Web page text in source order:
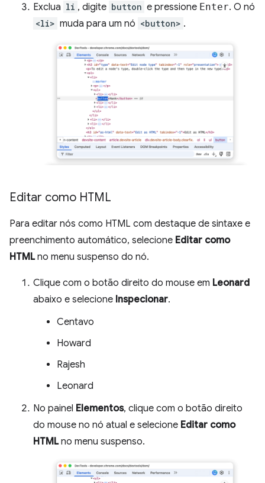
Exclua li , digite button e pressione Enter. O nó
<li> muda para um nó <button> .
Editar como HTML
Para editar nós como HTML com destaque de sintaxe e
preenchimento automático, selecione Editar como
HTMLno menu suspenso do nó.
Clique com o botão direito do mouse em Leonard
abaixo e selecione Inspecionar.
Centavo
Howard
Rajesh
Leonard
No painel Elementos, clique com o botão direito
do mouse no nó atual e selecione Editar como
HTMLno menu suspenso.